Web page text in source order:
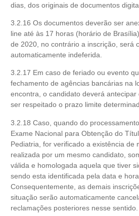
dias, dos originais de documentos
3.2.16 Os documentos deverão ser
line até às 17 horas (horário de
de 2020, no contrário a inscrição, será
automaticamente indeferida.
3.2.17 Em caso de feriado ou evento
fechamento de agências bancárias na
encontra, o candidato deverá
ser respeitado o prazo limite
3.2.18 Caso, quando do
Exame Nacional para Obtenção do
Pediatria, for verificado a existência de
realizada por um mesmo candidato,
válida e homologada aquela que tiver
sendo esta identificada pela data e
Consequentemente, as demais
situação serão automaticamente
reclamações posteriores nesse sentido.